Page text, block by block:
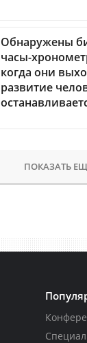
Обнаружены
часы-
когда они
развитие
ПОКАЗАТЬ